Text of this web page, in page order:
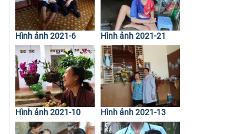
Hình ảnh 2021-6 Hình ảnh 2021-21
Hình ảnh 2021-10 Hình ảnh 2021-13